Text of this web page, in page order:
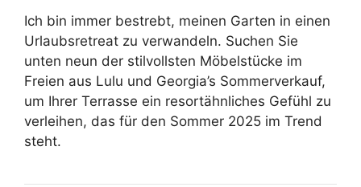
Ich bin immer bestrebt, meinen Garten in einen
Urlaubsretreat zu verwandeln. Suchen Sie
unten neun der stilvollsten Möbelstücke im
Freien aus Lulu und Georgia’s Sommerverkauf,
um Ihrer Terrasse ein resortähnliches Gefühl zu
verleihen, das für den Sommer 2025 im Trend
steht.